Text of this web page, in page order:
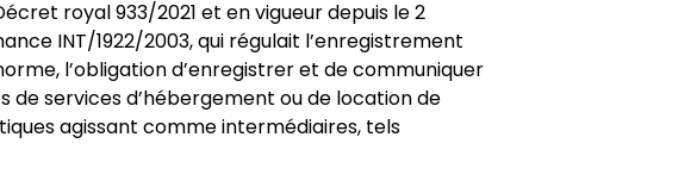
royal 933/2021 et en vigueur depuis le 2
INT/1922/2003, qui régulait l’enregistrement
l’obligation d’enregistrer et de communiquer
de services d’hébergement ou de location de
agissant comme intermédiaires, tels